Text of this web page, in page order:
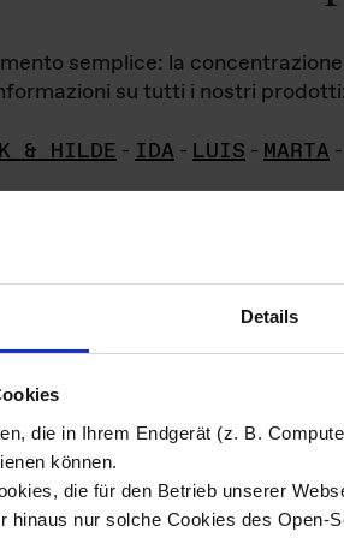
Details
die in Ihrem Endgerät (z. B.
können.
die für den Betrieb unserer
hinaus nur solche Cookies des Open-
semplice: la
su tutti i nostri prodotti:
& HILDE - IDA - LUIS - MARTA -
di
materiale fotografico sono